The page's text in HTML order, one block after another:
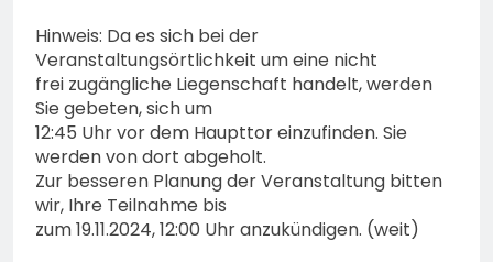
Hinweis: Da es sich bei der
Veranstaltungsörtlichkeit um eine nicht
frei zugängliche Liegenschaft handelt, werden
Sie gebeten, sich um
12:45 Uhr vor dem Haupttor einzufinden. Sie
werden von dort abgeholt.
Zur besseren Planung der Veranstaltung bitten
wir, Ihre Teilnahme bis
zum 19.11.2024, 12:00 Uhr anzukündigen. (weit)